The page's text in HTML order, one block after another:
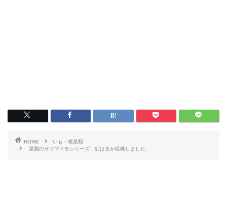
HOME
いも・根菜類
菜園のサツマイモシリーズ 紅はるか収穫しました。